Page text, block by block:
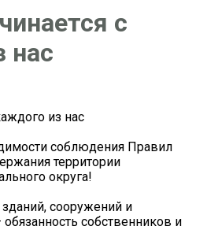
с
нас
из нас
соблюдения Правил
территории
округа!
сооружений и
собственников и